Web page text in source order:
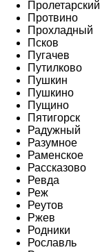
Пролетарский
Протвино
Прохладный
Псков
Пугачев
Путилково
Пушкин
Пушкино
Пущино
Пятигорск
Радужный
Разумное
Раменское
Рассказово
Ревда
Реж
Реутов
Ржев
Родники
Рославль